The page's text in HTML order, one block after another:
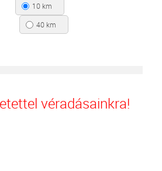
10 km
40 km
véradásainkra!